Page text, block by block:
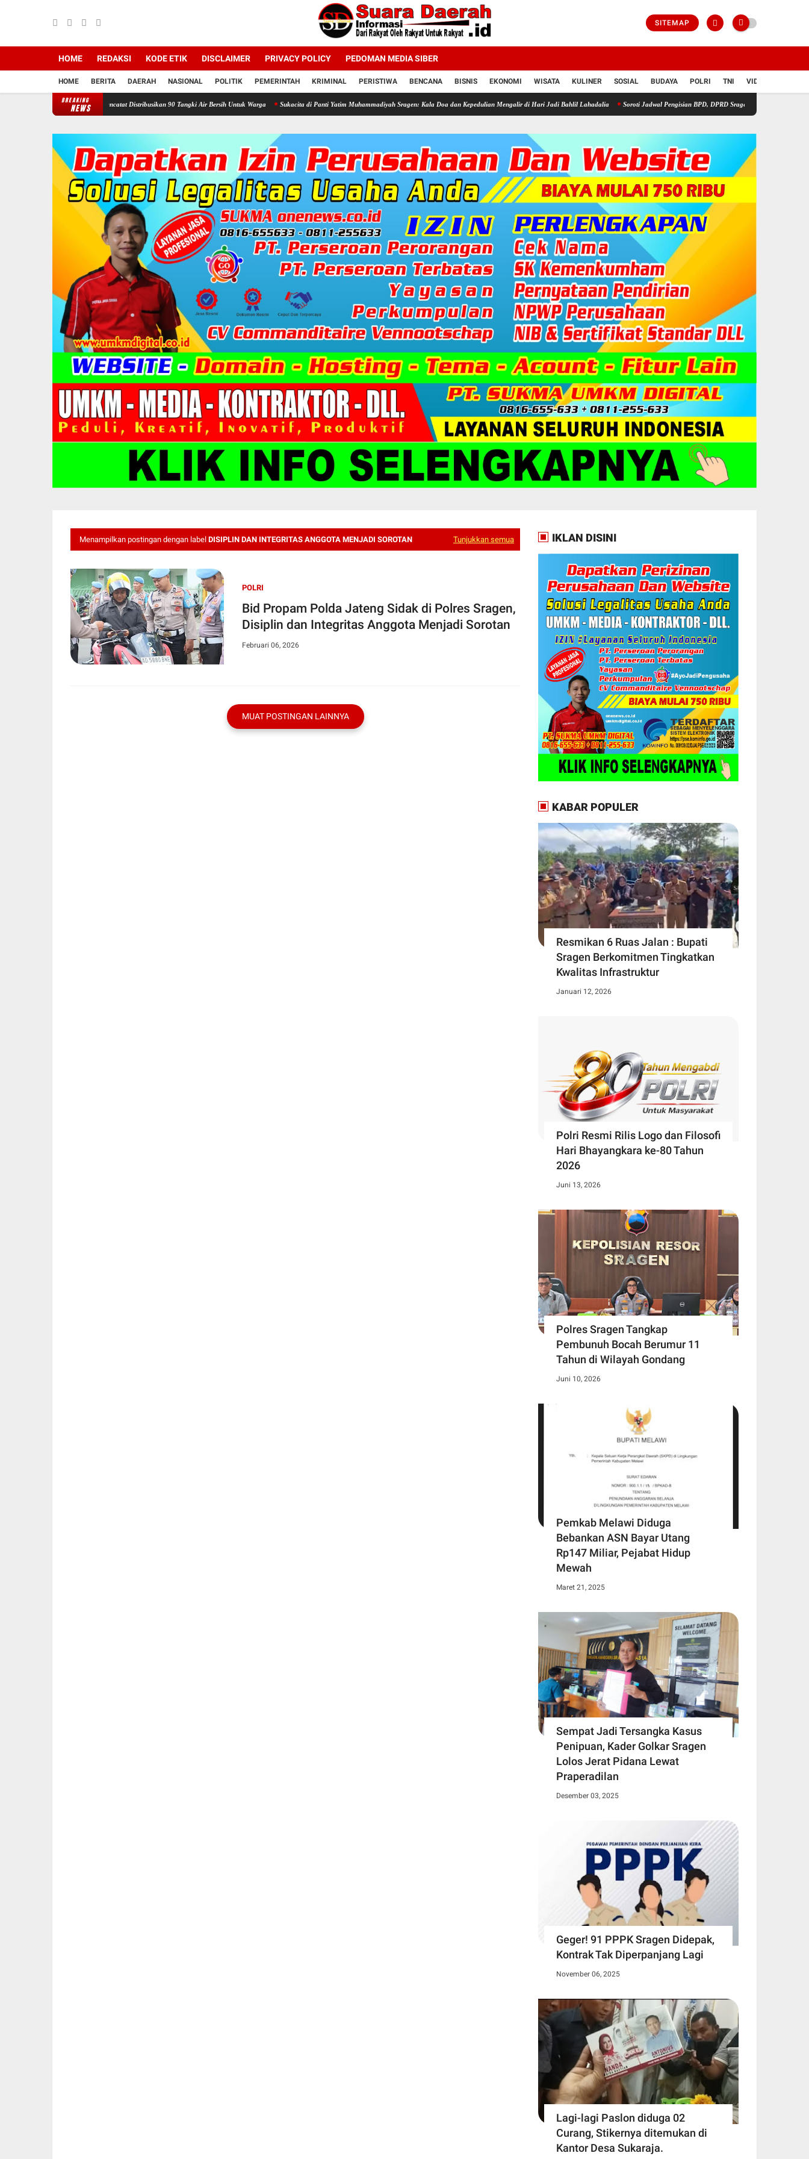
SITEMAP
HOME REDAKSI KODE ETIK DISCLAIMER PRIVACY POLICY PEDOMAN MEDIA SIBER
HOME BERITA DAERAH NASIONAL POLITIK PEMERINTAH KRIMINAL PERISTIWA BENCANA BISNIS EKONOMI WISATA KULINER SOSIAL BUDAYA POLRI TNI VIDIO
BREAKING
NEWS
Ganefo Tangen Mencatat Distribusikan 90 Tangki Air Bersih Untuk Warga Sukacita di Panti Yatim Muhammadiyah Sragen: Kala Doa dan Kepedulian Mengalir di Hari Jadi Bahlil Lahadalia Soroti Jadwal Pengisian BPD, DPRD Sragen Waspadai Potensi Cacat Hukum
Menampilkan postingan dengan label DISIPLIN DAN INTEGRITAS ANGGOTA MENJADI SOROTAN Tunjukkan semua
POLRI
Bid Propam Polda Jateng Sidak di Polres Sragen,
Disiplin dan Integritas Anggota Menjadi Sorotan
Februari 06, 2026
MUAT POSTINGAN LAINNYA
IKLAN DISINI
KABAR POPULER
Resmikan 6 Ruas Jalan : Bupati
Sragen Berkomitmen Tingkatkan
Kwalitas Infrastruktur
Januari 12, 2026
Polri Resmi Rilis Logo dan Filosofi
Hari Bhayangkara ke-80 Tahun
2026
Juni 13, 2026
Polres Sragen Tangkap
Pembunuh Bocah Berumur 11
Tahun di Wilayah Gondang
Juni 10, 2026
Pemkab Melawi Diduga
Bebankan ASN Bayar Utang
Rp147 Miliar, Pejabat Hidup
Mewah
Maret 21, 2025
Sempat Jadi Tersangka Kasus
Penipuan, Kader Golkar Sragen
Lolos Jerat Pidana Lewat
Praperadilan
Desember 03, 2025
Geger! 91 PPPK Sragen Didepak,
Kontrak Tak Diperpanjang Lagi
November 06, 2025
Lagi-lagi Paslon diduga 02
Curang, Stikernya ditemukan di
Kantor Desa Sukaraja.